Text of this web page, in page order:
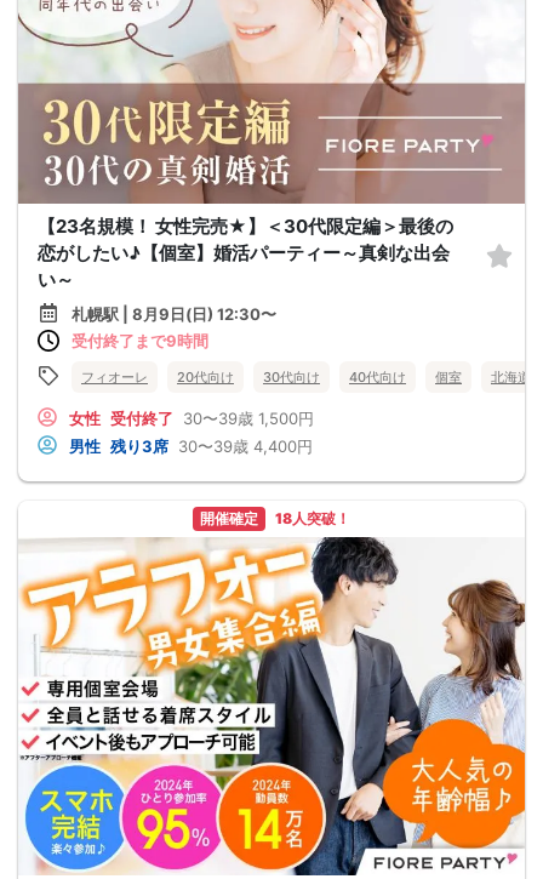
【23名規模！ 女性完売★】＜30代限定編＞最後の
恋がしたい♪【個室】婚活パーティー～真剣な出会
い～
札幌駅 | 8月9日(日) 12:30〜
受付終了まで9時間
フィオーレ 20代向け 30代向け 40代向け 個室 北海道
女性 受付終了 30〜39歳 1,500円
男性 残り3席 30〜39歳 4,400円
開催確定 18人突破！